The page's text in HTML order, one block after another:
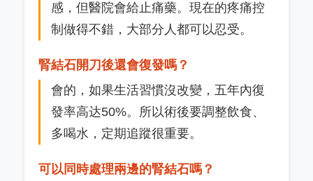
感，但醫院會給止痛藥。現在的疼痛控
制做得不錯，大部分人都可以忍受。
腎結石開刀後還會復發嗎？
會的，如果生活習慣沒改變，五年內復
發率高达50%。所以術後要調整飲食、
多喝水，定期追蹤很重要。
可以同時處理兩邊的腎結石嗎？